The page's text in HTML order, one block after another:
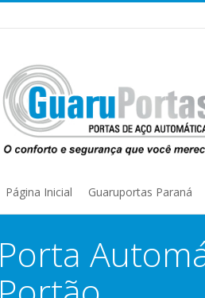
Página Inicial Guaruportas Paraná
Porta